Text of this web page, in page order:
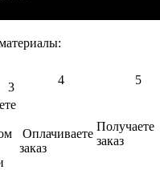
4 5
Оплачиваете
заказ
Получаете
заказ